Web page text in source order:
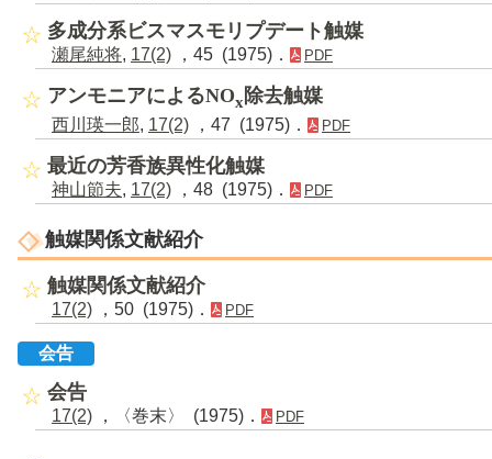
多成分系ビスマスモリプデート触媒
瀬尾純将, 17(2) ，45 (1975)． PDF
アンモニアによるNOx 除去触媒
西川瑛一郎, 17(2) ，47 (1975)． PDF
最近の芳香族異性化触媒
神山節夫, 17(2) ，48 (1975)． PDF
触媒関係文献紹介
触媒関係文献紹介
17(2) ，50 (1975)． PDF
会告
会告
17(2) ，〈巻末〉 (1975)． PDF